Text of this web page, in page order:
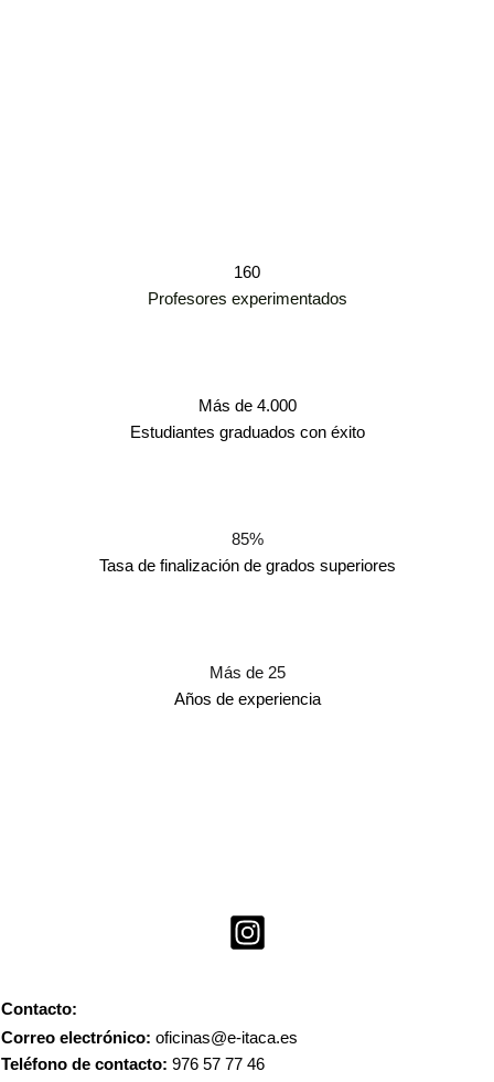
160
Profesores experimentados
Más de 4.000
Estudiantes graduados con éxito
85%
Tasa de finalización de grados superiores
Más de 25
Años de experiencia
Contacto:
Correo electrónico: oficinas@e-itaca.es
Teléfono de contacto: 976 57 77 46